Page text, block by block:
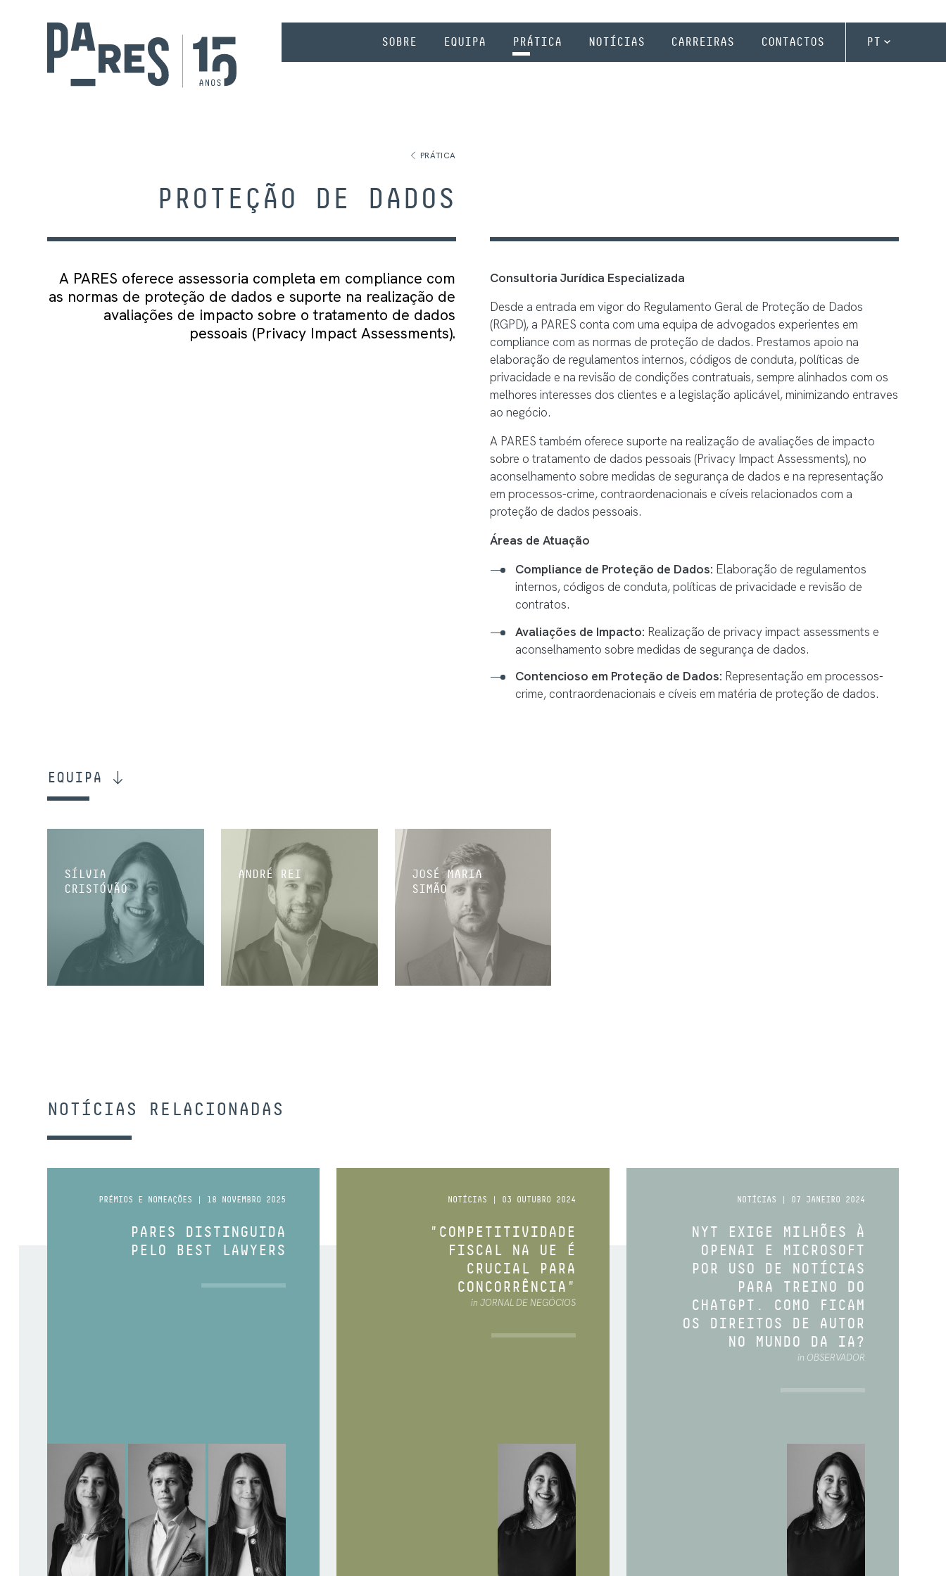
SOBRE EQUIPA PRÁTICA NOTÍCIAS CARREIRAS CONTACTOS PT
PRÁTICA
PROTEÇÃO DE DADOS
A PARES oferece assessoria completa em compliance com
as normas de proteção de dados e suporte na realização de
avaliações de impacto sobre o tratamento de dados
pessoais (Privacy Impact Assessments).
Consultoria Jurídica Especializada
Desde a entrada em vigor do Regulamento Geral de Proteção de Dados
(RGPD), a PARES conta com uma equipa de advogados experientes em
compliance com as normas de proteção de dados. Prestamos apoio na
elaboração de regulamentos internos, códigos de conduta, políticas de
privacidade e na revisão de condições contratuais, sempre alinhados com os
melhores interesses dos clientes e a legislação aplicável, minimizando entraves
ao negócio.
A PARES também oferece suporte na realização de avaliações de impacto
sobre o tratamento de dados pessoais (Privacy Impact Assessments), no
aconselhamento sobre medidas de segurança de dados e na representação
em processos-crime, contraordenacionais e cíveis relacionados com a
proteção de dados pessoais.
Áreas de Atuação
Compliance de Proteção de Dados: Elaboração de regulamentos
internos, códigos de conduta, políticas de privacidade e revisão de
contratos.
Avaliações de Impacto: Realização de privacy impact assessments e
aconselhamento sobre medidas de segurança de dados.
Contencioso em Proteção de Dados: Representação em processos-
crime, contraordenacionais e cíveis em matéria de proteção de dados.
EQUIPA
SÍLVIA
CRISTÓVÃO
ANDRÉ REI
ASSOCIADO SÉNIOR
JOSÉ MARIA
SIMÃO
ASSOCIADO SÉNIOR
NOTÍCIAS RELACIONADAS
PRÉMIOS E NOMEAÇÕES | 18 NOVEMBRO 2025
PARES DISTINGUIDA
PELO BEST LAWYERS
NOTÍCIAS | 03 OUTUBRO 2024
"COMPETITIVIDADE
FISCAL NA UE É
CRUCIAL PARA
CONCORRÊNCIA"
in JORNAL DE NEGÓCIOS
NOTÍCIAS | 07 JANEIRO 2024
NYT EXIGE MILHÕES À
OPENAI E MICROSOFT
POR USO DE NOTÍCIAS
PARA TREINO DO
CHATGPT. COMO FICAM
OS DIREITOS DE AUTOR
NO MUNDO DA IA?
in OBSERVADOR